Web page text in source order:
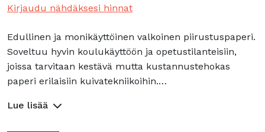
Kirjaudu nähdäksesi hinnat
Edullinen ja monikäyttöinen valkoinen piirustuspaperi.
Soveltuu hyvin koulukäyttöön ja opetustilanteisiin,
joissa tarvitaan kestävä mutta kustannustehokas
paperi erilaisiin kuivatekniikoihin.…
Lue lisää